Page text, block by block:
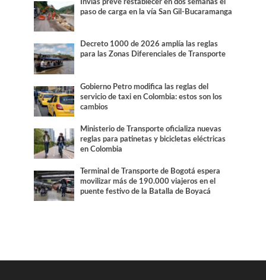
Invías prevé restablecer en dos semanas el
paso de carga en la vía San Gil-Bucaramanga
Decreto 1000 de 2026 amplía las reglas
para las Zonas Diferenciales de Transporte
Gobierno Petro modifica las reglas del
servicio de taxi en Colombia: estos son los
cambios
Ministerio de Transporte oficializa nuevas
reglas para patinetas y bicicletas eléctricas
en Colombia
Terminal de Transporte de Bogotá espera
movilizar más de 190.000 viajeros en el
puente festivo de la Batalla de Boyacá